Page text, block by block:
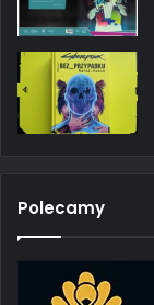
Polecamy